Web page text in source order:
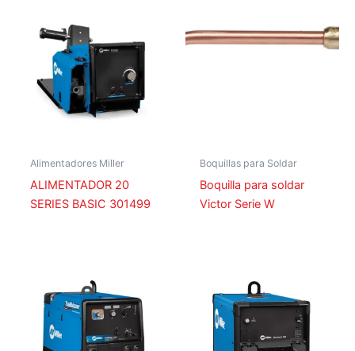
Alimentadores Miller
ALIMENTADOR 20
SERIES BASIC 301499
Boquillas para Soldar
Boquilla para soldar
Victor Serie W